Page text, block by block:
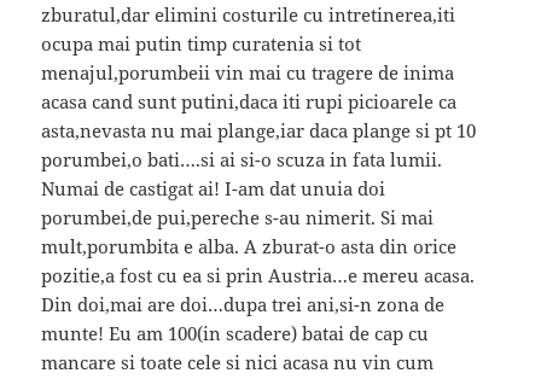
zburatul,dar elimini costurile cu intretinerea,iti
ocupa mai putin timp curatenia si tot
menajul,porumbeii vin mai cu tragere de inima
acasa cand sunt putini,daca iti rupi picioarele ca
asta,nevasta nu mai plange,iar daca plange si pt 10
porumbei,o bati….si ai si-o scuza in fata lumii.
Numai de castigat ai! I-am dat unuia doi
porumbei,de pui,pereche s-au nimerit. Si mai
mult,porumbita e alba. A zburat-o asta din orice
pozitie,a fost cu ea si prin Austria…e mereu acasa.
Din doi,mai are doi…dupa trei ani,si-n zona de
munte! Eu am 100(in scadere) batai de cap cu
mancare si toate cele si nici acasa nu vin cum